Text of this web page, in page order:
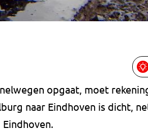
opgaat, moet
naar Eindhoven is dicht,